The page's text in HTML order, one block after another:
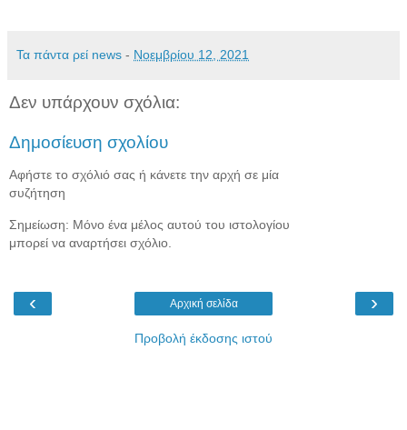
Τα πάντα ρεί news - Νοεμβρίου 12, 2021
Δεν υπάρχουν σχόλια:
Δημοσίευση σχολίου
Αφήστε το σχόλιό σας ή κάνετε την αρχή σε μία
συζήτηση
Σημείωση: Μόνο ένα μέλος αυτού του ιστολογίου
μπορεί να αναρτήσει σχόλιο.
‹ ›
Αρχική σελίδα
Προβολή έκδοσης ιστού